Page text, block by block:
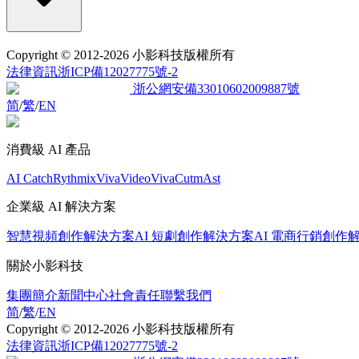
Copyright © 2012-2026 小影科技版權所有
法律資訊浙ICP備12027775號-2
浙公網安備33010602009887號
简/繁/EN
消費級 AI 產品
AI CatchRythmixVivaVideoVivaCutmAst
企業級 AI 解決方案
智慧視頻創作解決方案AI 短劇創作解決方案AI 電商行銷創作
關於小影科技
集團簡介新聞中心社會責任聯繫我們
简/繁/EN
Copyright © 2012-2026 小影科技版權所有
法律資訊浙ICP備12027775號-2